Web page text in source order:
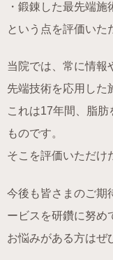
・鍛錬した最先端施
という点を評価いた
当院では、常に情報
先端技術を応用した
これは17年間、脂
ものです。
そこを評価いただけ
今後も皆さまのご期
ービスを研鑽に努め
お悩みがある方はぜ